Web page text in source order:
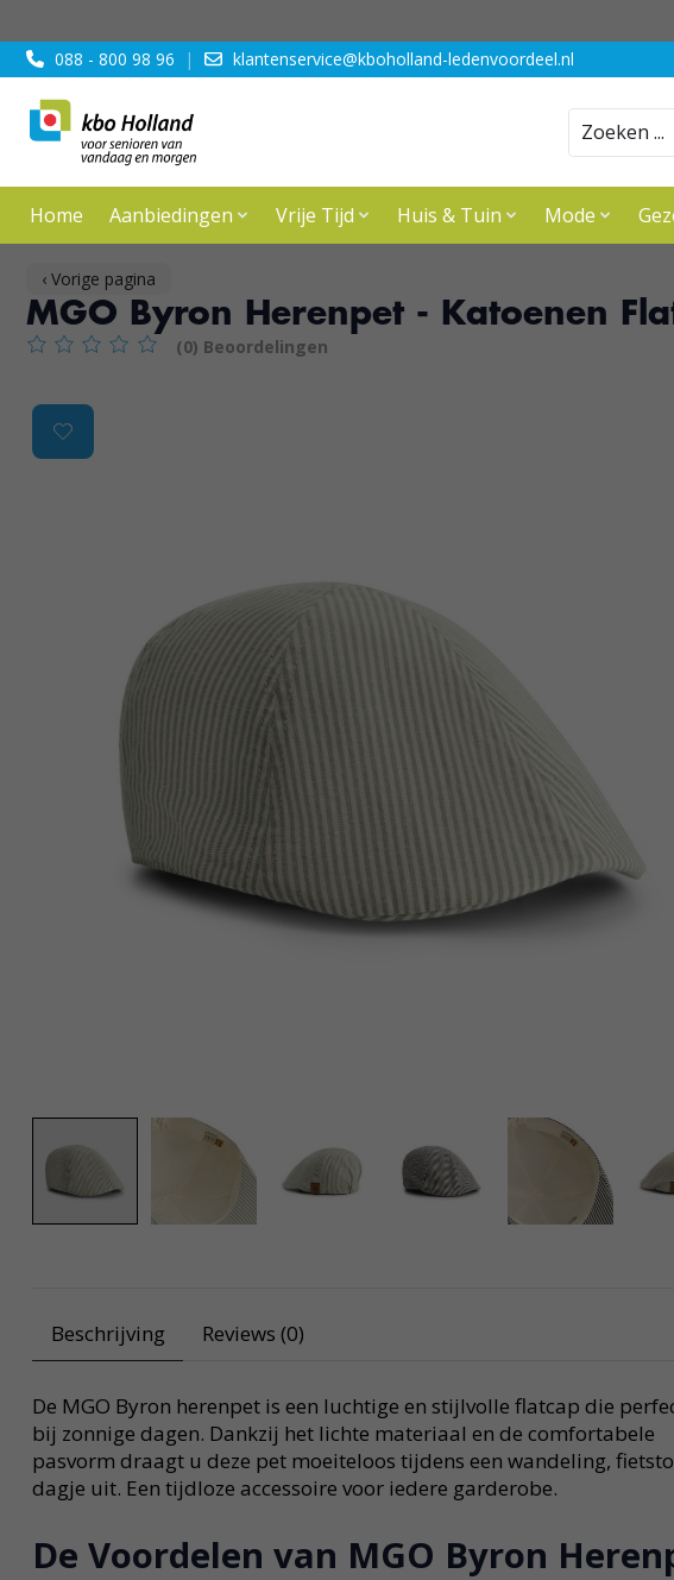
088 - 800 98 96 | klantenservice@kboholland-ledenvoordeel.nl
Zoeken
Home Aanbiedingen Vrije Tijd Huis & Tuin Mode
‹ Vorige pagina
MGO Byron Herenpet - Katoenen
De beoordeling van dit product is0van de 5
(0) Beoordelingen
Product image slideshow Items
Beschrijving Reviews (0)
De MGO Byron herenpet is een luchtige en stijlvolle flatcap die
bij zonnige dagen. Dankzij het lichte materiaal en de comfortabele
pasvorm draagt u deze pet moeiteloos tijdens een wandeling,
dagje uit. Een tijdloze accessoire voor iedere garderobe.
De Voordelen van MGO Byron